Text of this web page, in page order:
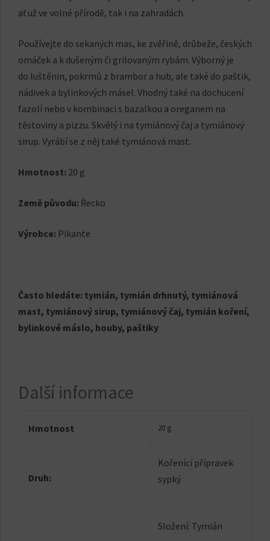
ať už ve volné přírodě, tak i na zahradách.
Používejte do sekaných mas, ke zvěřině, drůbeže, českých
omáček a k dušeným či grilovaným rybám. Výborný je
do luštěnin, pokrmů z brambor a hub, ale také do paštik,
nádivek a bylinkových másel. Vhodný také na dochucení
fazolí nebo v kombinaci s bazalkou a oreganem na
těstoviny a pizzu. Skvělý i na tymiánový čaj a tymiánový
sirup. Vyrábí se z něj také tymiánová mast.
Hmotnost: 20 g
Země původu: Řecko
Výrobce: Pikante
Často hledáte: tymián, tymián drhnutý, tymiánová
mast, tymiánový sirup, tymiánový čaj, tymián koření,
bylinkové máslo, houby, paštiky
Další informace
Hmotnost 20 g
Druh:
Kořenící přípravek
sypký
Složení: Tymián